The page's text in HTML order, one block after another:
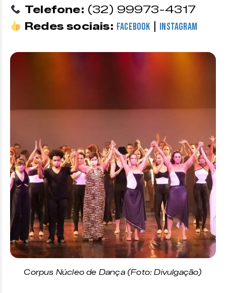
Telefone: (32) 99973-4317
Redes sociais: Facebook Instagram
Corpus Núcleo de Dança (Foto: Divulgação)